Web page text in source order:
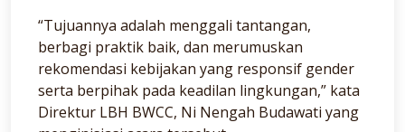
“Tujuannya adalah menggali tantangan,
berbagi praktik baik, dan merumuskan
rekomendasi kebijakan yang responsif gender
serta berpihak pada keadilan lingkungan,” kata
Direktur LBH BWCC, Ni Nengah Budawati yang